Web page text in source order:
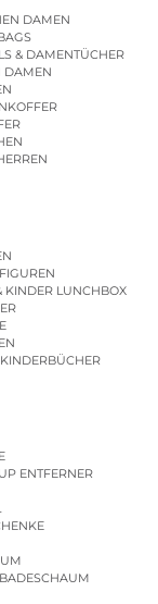
DAMEN
& DAMENTÜCHER
DAMEN
KINDER LUNCHBOX
ENTFERNER